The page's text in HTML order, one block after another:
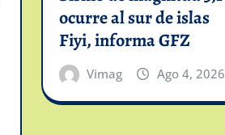
ocurre al sur de islas
Fiyi, informa GFZ
Vimag Ago 4, 2026